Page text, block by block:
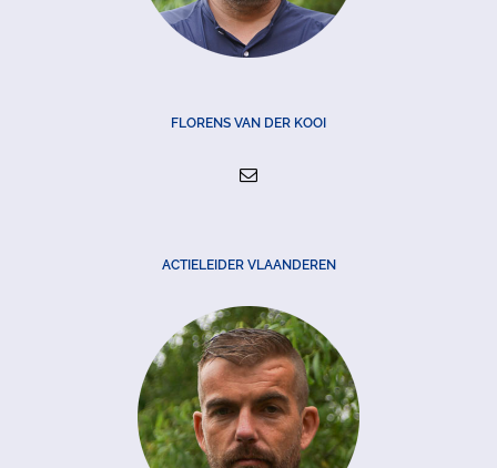
FLORENS VAN DER KOOI
ACTIELEIDER VLAANDEREN